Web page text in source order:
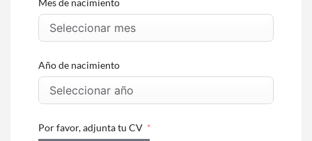
Mes de nacimiento
Año de nacimiento
Por favor, adjunta tu CV